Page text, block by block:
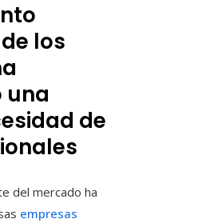
los
una
de
del mercado ha
empresas